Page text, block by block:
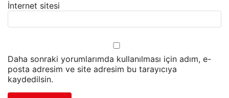
İnternet sitesi
Daha sonraki yorumlarımda kullanılması için adım, e-
posta adresim ve site adresim bu tarayıcıya
kaydedilsin.